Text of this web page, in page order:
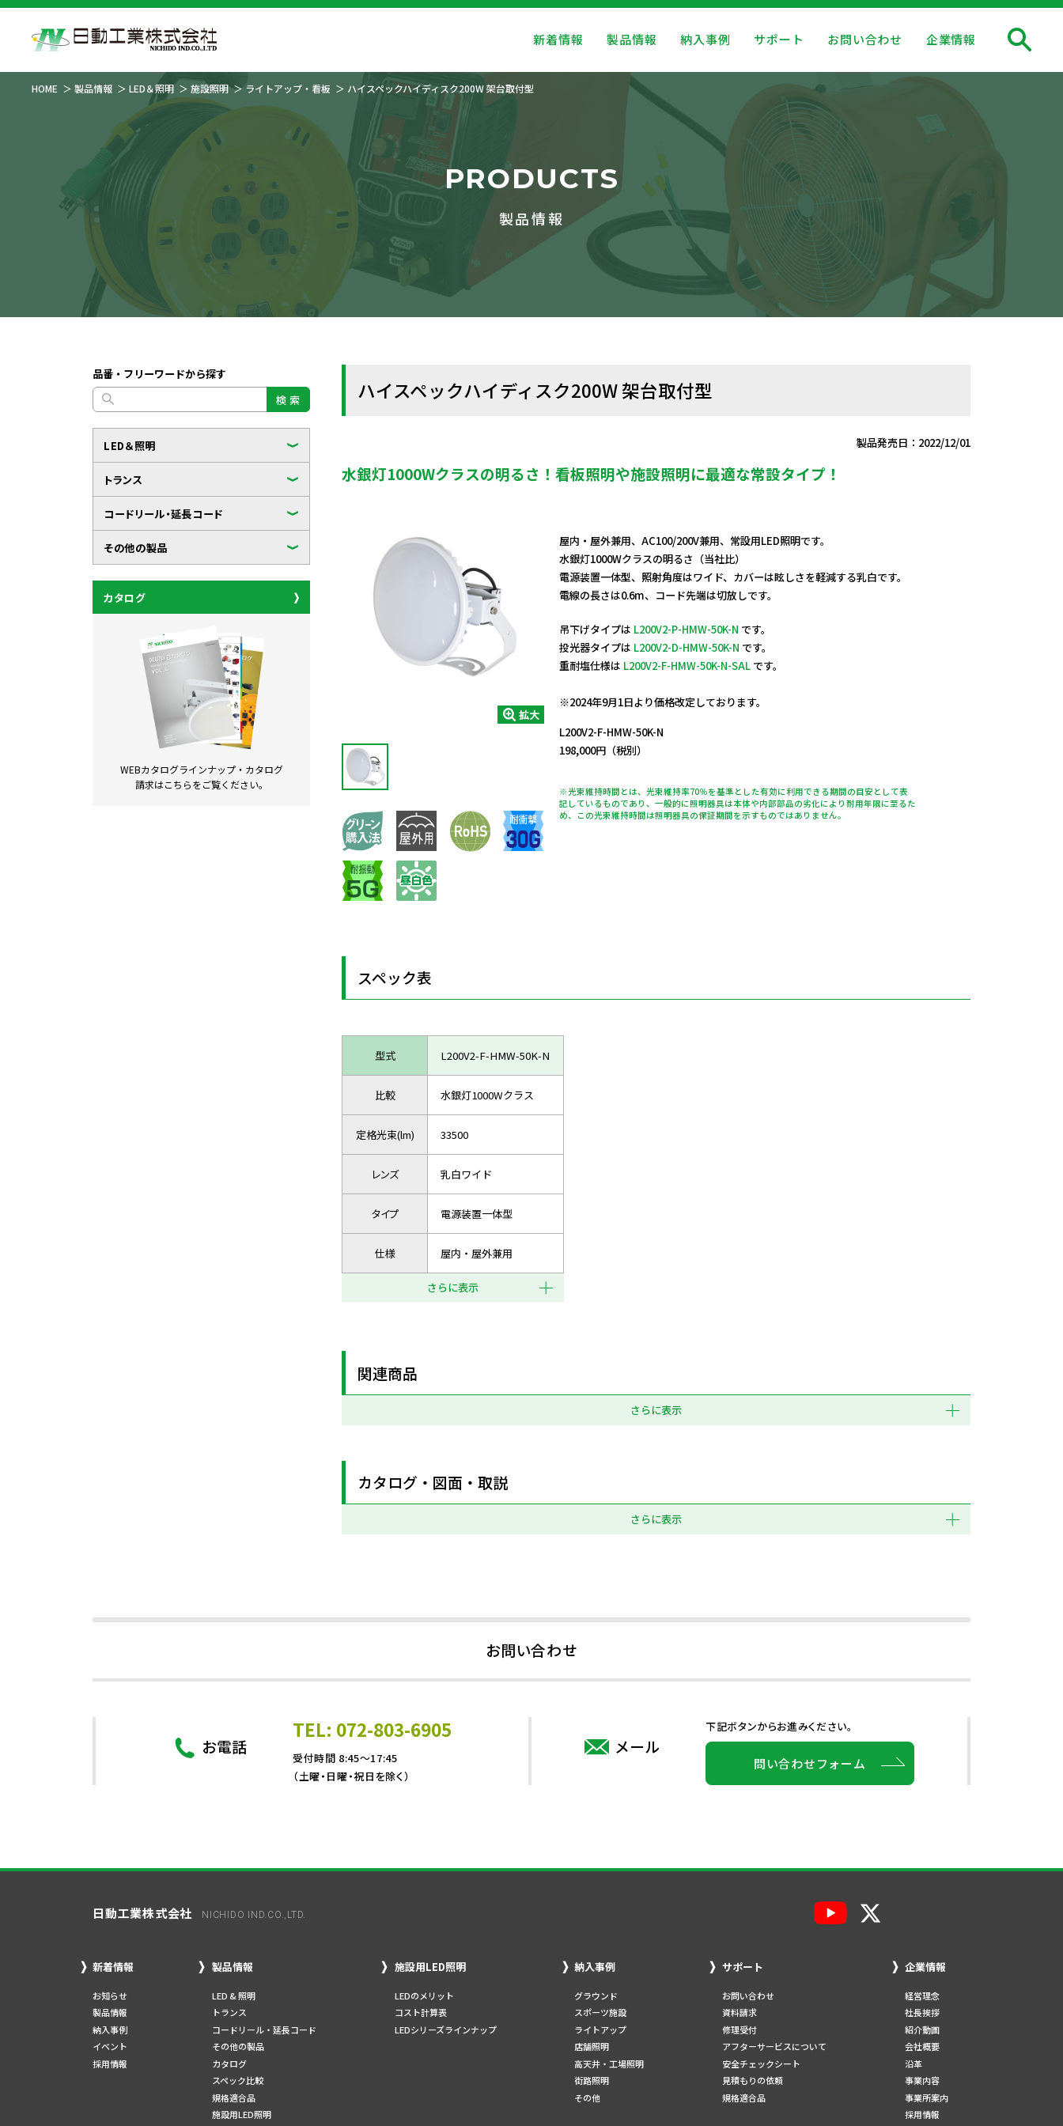
新着情報 製品情報 納入事例 サポート お問い合わせ 企業情報
HOME 製品情報 LED＆照明 施設照明 ライトアップ・看板 ハイスペックハイディスク200W 架台取付型
PRODUCTS
製品情報
品番・フリーワードから探す
検 索
LED＆照明
トランス
コードリール・延長コード
その他の製品
カタログ
WEBカタログラインナップ・ カタログ
請求はこちらをご覧ください。
ハイスペックハイディスク200W 架台取付型
製品発売日：2022/12/01
水銀灯1000Wクラスの明るさ！看板照明や施設照明に最適な常設タイプ！
拡大
屋内・屋外兼用、AC100/200V兼用、常設用LED照明です。
水銀灯1000Wクラスの明るさ（当社比）
電源装置一体型、照射角度はワイド、カバーは眩しさを軽減する乳白です。
電線の長さは0.6m、コード先端は切放しです。
吊下げタイプは L200V2-P-HMW-50K-N です。
投光器タイプは L200V2-D-HMW-50K-N です。
重耐塩仕様は L200V2-F-HMW-50K-N-SALです。
※2024年9月1日より価格改定しております。
L200V2-F-HMW-50K-N
198,000円（税別）
※光束維持時間とは、光束維持率70％を基準とした有効に利用できる期間の目安として表
記しているものであり、一般的に照明器具は本体や内部部品の劣化により耐用年限に至るた
め、この光束維持時間は照明器具の保証期間を示すものではありません。
スペック表
型式 L200V2-F-HMW-50K-N
比較 水銀灯1000Wクラス
定格光束(lm) 33500
レンズ 乳白ワイド
タイプ 電源装置一体型
仕様 屋内・屋外兼用
さらに表示
関連商品
さらに表示
カタログ・図面・取説
さらに表示
お問い合わせ
お電話
TEL: 072-803-6905
受付時間 8:45～17:45
（土曜・日曜・祝日を除く）
メール
下記ボタンからお進みください。
問い合わせフォーム
日動工業株式会社 NICHIDO IND.CO.,LTD.
新着情報
お知らせ
製品情報
納入事例
イベント
採用情報
製品情報
LED & 照明
トランス
コードリール・延長コード
その他の製品
カタログ
スペック比較
規格適合品
施設用LED照明
施設用LED照明
LEDのメリット
コスト計算表
LEDシリーズラインナップ
納入事例
グラウンド
スポーツ施設
ライトアップ
店舗照明
高天井・工場照明
街路照明
その他
サポート
お問い合わせ
資料請求
修理受付
アフターサービスについて
安全チェックシート
見積もりの依頼
規格適合品
企業情報
経営理念
社長挨拶
紹介動画
会社概要
沿革
事業内容
事業所案内
採用情報